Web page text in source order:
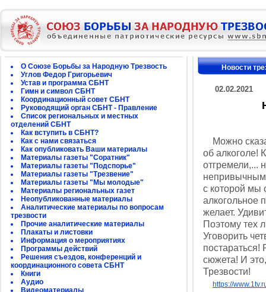
О Союзе Борьбы за Народную Трезвость
Углов Федор Григорьевич
Устав и программа СБНТ
Гимн и символ СБНТ
Координационный совет СБНТ
Руководящий орган СБНТ - Правление
Список региональных и местных
отделений СБНТ
Как вступить в СБНТ?
Как с нами связаться
Как опубликовать Ваши материалы
Материалы газеты "Соратник"
Материалы газеты "Подспорье"
Материалы газеты "Трезвение"
Материалы газеты "Мы молодые"
Материалы региональных газет
Неопубликованные материалы
Аналитические материалы по вопросам
трезвости
Прочие аналитические материалы
Плакаты и листовки
Информация о мероприятиях
Программы действий
Решения съездов, конференций и
координационного совета СБНТ
Книги
Аудио
Видеоматериалы
Новости
02.02.2021
Можно
об алкоголе!
отгремели,...
непривычным
с которой мы
алкогольное
желает.
Поэтому тех
Уговорить
постараться!
сюжета! И
Трезвости!
https://